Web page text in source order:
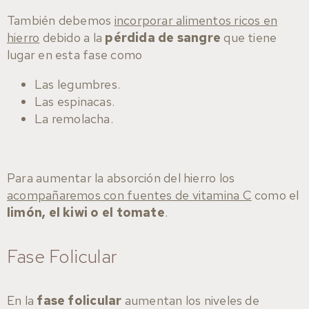
También debemos incorporar alimentos ricos en
hierro debido a la pérdida de sangre que tiene
lugar en esta fase como
Las legumbres.
Las espinacas.
La remolacha.
Para aumentar la absorción del hierro los
acompañaremos con fuentes de vitamina C como el
limón, el kiwi o el tomate.
Fase Folicular
En la fase folicular aumentan los niveles de